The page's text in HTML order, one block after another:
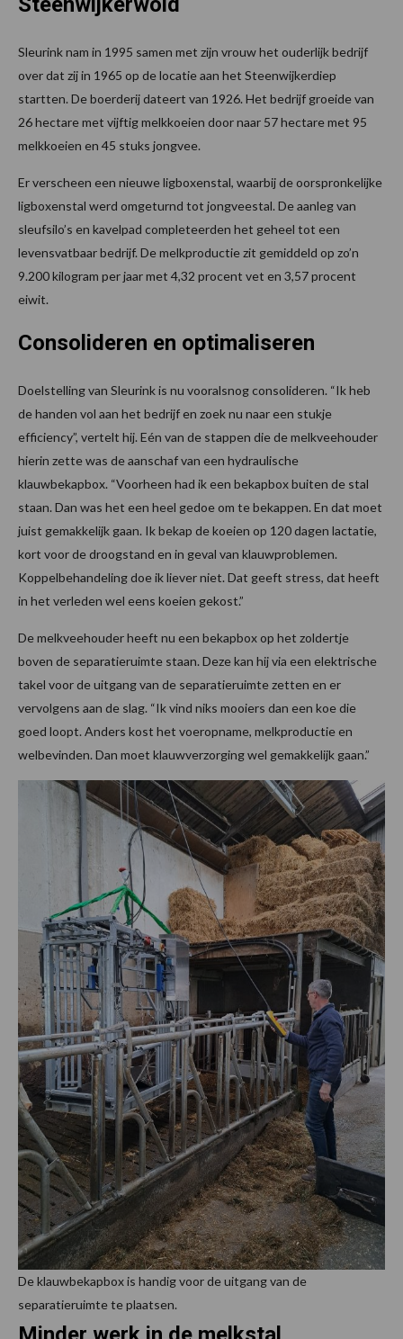
Sleurink nam in 1995 samen met zijn vrouw het ouderlijk bedrijf
over dat zij in 1965 op de locatie aan het Steenwijkerdiep
startten. De boerderij dateert van 1926. Het bedrijf groeide van
26 hectare met vijftig melkkoeien door naar 57 hectare met 95
melkkoeien en 45 stuks jongvee.
Er verscheen een nieuwe ligboxenstal, waarbij de oorspronkelijke
ligboxenstal werd omgeturnd tot jongveestal. De aanleg van
sleufsilo’s en kavelpad completeerden het geheel tot een
levensvatbaar bedrijf. De melkproductie zit gemiddeld op zo’n
9.200 kilogram per jaar met 4,32 procent vet en 3,57 procent
eiwit.
Consolideren en optimaliseren
Doelstelling van Sleurink is nu vooralsnog consolideren. “Ik heb
de handen vol aan het bedrijf en zoek nu naar een stukje
efficiency”, vertelt hij. Eén van de stappen die de melkveehouder
hierin zette was de aanschaf van een hydraulische
klauwbekapbox. “Voorheen had ik een bekapbox buiten de stal
staan. Dan was het een heel gedoe om te bekappen. En dat moet
juist gemakkelijk gaan. Ik bekap de koeien op 120 dagen lactatie,
kort voor de droogstand en in geval van klauwproblemen.
Koppelbehandeling doe ik liever niet. Dat geeft stress, dat heeft
in het verleden wel eens koeien gekost.”
De melkveehouder heeft nu een bekapbox op het zoldertje
boven de separatieruimte staan. Deze kan hij via een elektrische
takel voor de uitgang van de separatieruimte zetten en er
vervolgens aan de slag. “Ik vind niks mooiers dan een koe die
goed loopt. Anders kost het voeropname, melkproductie en
welbevinden. Dan moet klauwverzorging wel gemakkelijk gaan.”
De klauwbekapbox is handig voor de uitgang van de
separatieruimte te plaatsen.